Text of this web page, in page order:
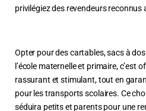
privilégiez des revendeurs
Opter pour des cartables, sacs à
l’école maternelle et primaire, c’est
rassurant et stimulant, tout en
pour les transports scolaires. Ce
séduira petits et parents pour une